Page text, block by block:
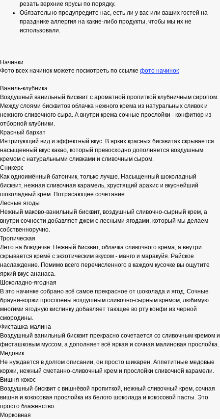
резать верхние ярусы по порядку.
Обязательно предупредите нас, есть ли у вас или ваших гостей на
празднике аллергия на какие-либо продукты, чтобы мы их не
использовали.
Начинки
Фото всех начинок можете посмотреть по ссылке фото начинок
Ваниль-клубника
Воздушный ванильный бисквит с ароматной пропиткой клубничным сиропом.
Между слоями бисквитов облачка нежного крема из натуральных сливок и
нежного сливочного сыра. А внутри крема сочные прослойки - конфитюр из
отборной клубники.
Красный бархат
Интригующий вид и эффектный вкус. В ярких красных бисквитах скрывается
насыщенный вкус какао, который превосходно дополняется воздушным
кремом с натуральными сливками и сливочным сыром.
Сникерс
Как одноимённый батончик, только лучше. Насыщенный шоколадный
бисквит, нежная сливочная карамель, хрустящий арахис и вкуснейший
шоколадный крем. Потрясающее сочетание.
Лесные ягоды
Нежный маково-ванильный бисквит, воздушный сливочно-сырный крем, а
внутри сочности добавляет джем с лесными ягодами, который мы делаем
собственноручно.
Тропическая
Лето на блюдечке. Нежный бисквит, облачка сливочного крема, а внутри
скрывается кремё с экзотическим вкусом - манго и маракуйя. Райское
наслаждение. Помимо всего перечисленного в каждом кусочке вы ощутите
яркий вкус ананаса.
Шоколадно-ягодная
В это начинке собрано всё самое прекрасное от шоколада и ягод. Сочные
брауни-коржи прослоены воздушным сливочно-сырным кремом, любимую
многими ягодную кислинку добавляет тающее во рту конфи из черной
смородины.
Фисташка-малина
Воздушный ванильный бисквит прекрасно сочетается со сливочным кремом и
фисташковым муссом, а дополняет всё яркая и сочная малиновая прослойка.
Медовик
Не нуждается в долгом описании, он просто шикарен. Аппетитные медовые
коржи, нежный сметанно-сливочный крем и прослойки сливочной карамели.
Вишня-кокос
Воздушный бисквит с вишнёвой пропиткой, нежный сливочный крем, сочная
вишня и кокосовая прослойка из белого шоколада и кокосовой пасты. Это
просто блаженство.
Морковная